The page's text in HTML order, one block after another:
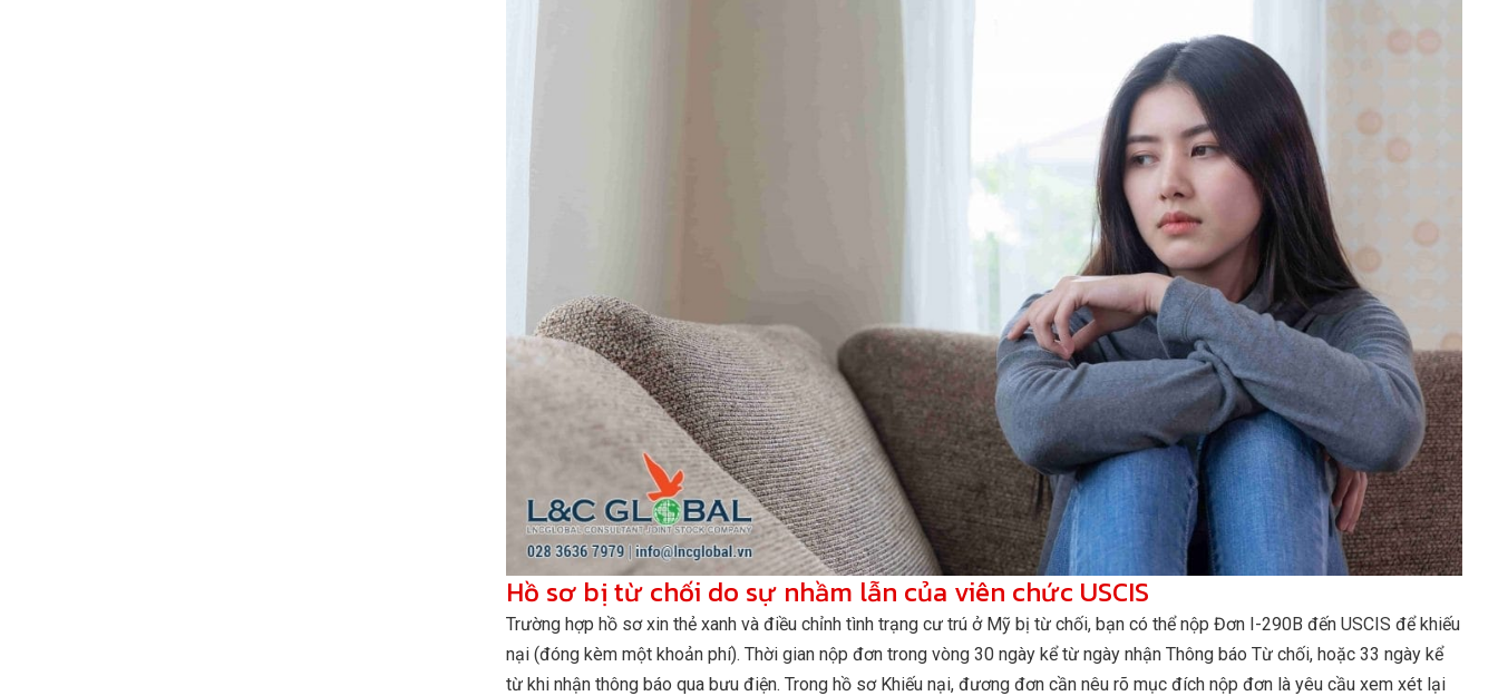
Hồ sơ bị từ chối do sự nhầm lẫn của viên chức USCIS
Trường hợp hồ sơ xin thẻ xanh và điều chỉnh tình trạng cư trú ở Mỹ bị từ chối, bạn có thể nộp Đơn I-290B đến USCIS để khiếu
nại (đóng kèm một khoản phí). Thời gian nộp đơn trong vòng 30 ngày kể từ ngày nhận Thông báo Từ chối, hoặc 33 ngày kể
từ khi nhận thông báo qua bưu điện. Trong hồ sơ Khiếu nại, đương đơn cần nêu rõ mục đích nộp đơn là yêu cầu xem xét lại